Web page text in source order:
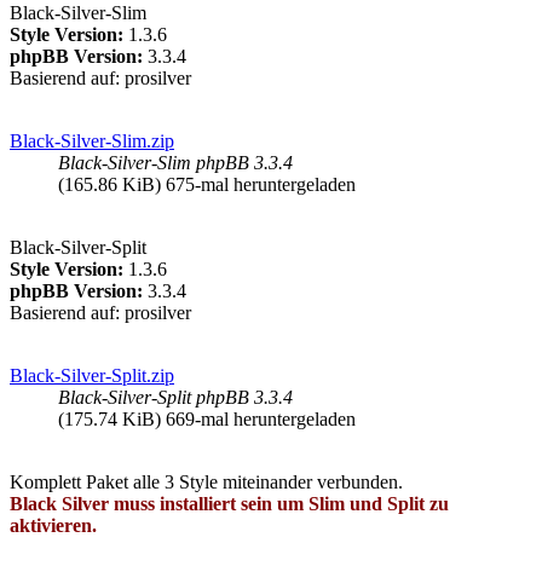
Black-Silver-Slim
Style Version: 1.3.6
phpBB Version: 3.3.4
Basierend auf: prosilver
Black-Silver-Slim.zip
Black-Silver-Slim phpBB 3.3.4
(165.86 KiB) 675-mal heruntergeladen
Black-Silver-Split
Style Version: 1.3.6
phpBB Version: 3.3.4
Basierend auf: prosilver
Black-Silver-Split.zip
Black-Silver-Split phpBB 3.3.4
(175.74 KiB) 669-mal heruntergeladen
Komplett Paket alle 3 Style miteinander verbunden.
Black Silver muss installiert sein um Slim und Split zu
aktivieren.